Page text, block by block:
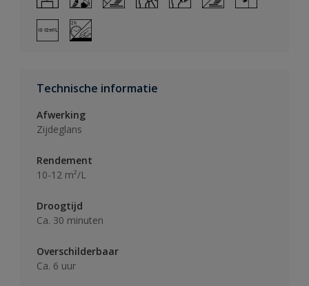
Technische informatie
Afwerking
Zijdeglans
Rendement
10-12 m²/L
Droogtijd
Ca. 30 minuten
Overschilderbaar
Ca. 6 uur